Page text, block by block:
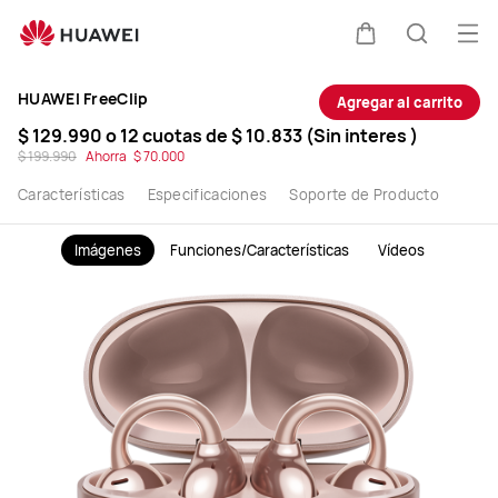
Compra
HUAWEI
FreeClip
-
Audio
HUAWEI
Chile
HUAWEI FreeClip
Características Especificaciones Soporte de Producto
$ 129.990o 12 cuotas de$ 10.833 (Sin interes )
Ahorra $ 70.000
$ 199.990
Agregar al carrito
Imágenes Funciones/Características Vídeos